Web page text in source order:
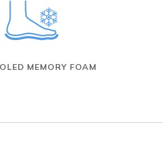
MEMORY FOAM